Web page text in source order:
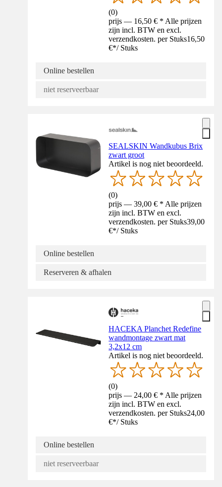
(0)
prijs — 16,50 € * Alle prijzen
zijn incl. BTW en excl.
verzendkosten. per Stuks16,50
€*/ Stuks
Online bestellen
niet reserveerbaar
SEALSKIN Wandkubus Brix
zwart groot
Artikel is nog niet beoordeeld.
(0)
prijs — 39,00 € * Alle prijzen
zijn incl. BTW en excl.
verzendkosten. per Stuks39,00
€*/ Stuks
Online bestellen
Reserveren & afhalen
HACEKA Planchet Redefine
wandmontage zwart mat
3,2x12 cm
Artikel is nog niet beoordeeld.
(0)
prijs — 24,00 € * Alle prijzen
zijn incl. BTW en excl.
verzendkosten. per Stuks24,00
€*/ Stuks
Online bestellen
niet reserveerbaar